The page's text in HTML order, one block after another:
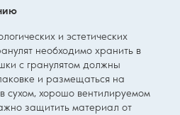
и эстетических
необходимо хранить в
с гранулятом должны
и размещаться на
сухом, хорошо вентилируемом
защитить материал от